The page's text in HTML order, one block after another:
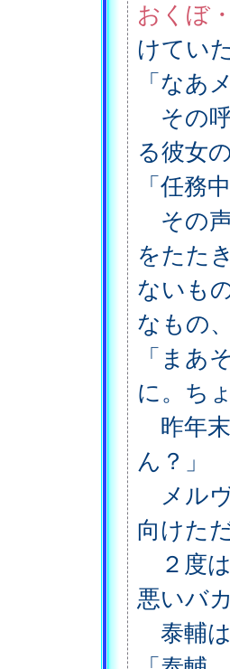
おくぼ
けていた
「なあ
その呼
る彼女
「任務
その声
をたた
ないも
なもの
「まあ
に。ち
昨年末
ん？」
メルヴ
向けた
２度は
悪いバ
泰輔